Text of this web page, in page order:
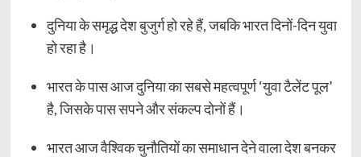
दुनिया के समृद्ध देश बुजुर्ग हो रहे हैं, जबकि भारत दिनों-दिन युवा
हो रहा है।
भारत के पास आज दुनिया का सबसे महत्वपूर्ण ‘युवा टैलेंट पूल’
है, जिसके पास सपने और संकल्प दोनों हैं।
भारत आज वैश्विक चुनौतियों का समाधान देने वाला देश बनकर